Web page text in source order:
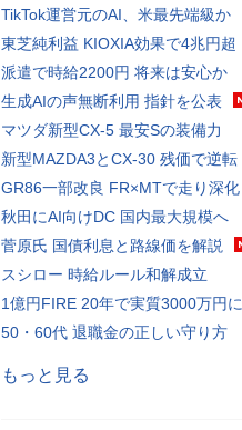
TikTok運営元のAI、米最先端級か
東芝純利益 KIOXIA効果で4兆円超
派遣で時給2200円 将来は安心か
生成AIの声無断利用 指針を公表
マツダ新型CX-5 最安Sの装備力
新型MAZDA3とCX-30 残価で逆転
GR86一部改良 FR×MTで走り深化
秋田にAI向けDC 国内最大規模へ
菅原氏 国債利息と路線価を解説
スシロー 時給ルール和解成立
1億円FIRE 20年で実質3000万円に
50・60代 退職金の正しい守り方
もっと見る